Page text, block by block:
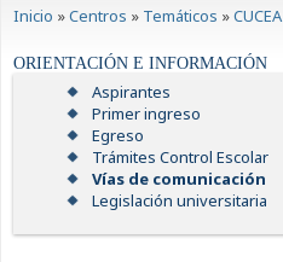
Inicio »Centros » Temáticos »CUCEA
ORIENTACIÓN E INFORMACIÓN
Aspirantes
Primer ingreso
Egreso
Trámites Control Escolar
Vías de comunicación
Legislación universitaria